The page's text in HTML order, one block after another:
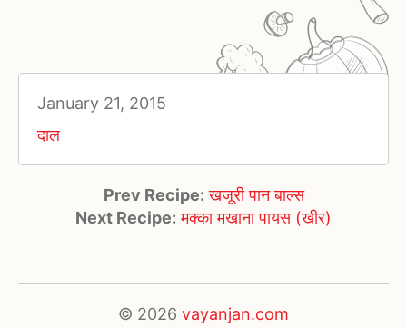
January 21, 2015
दाल
Prev Recipe: खजूरी पान बाल्स
Next Recipe: मक्का मखाना पायस (खीर)
© 2026 vayanjan.com